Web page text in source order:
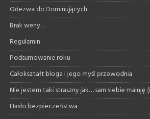
Odezwa do Dominujących
Brak weny…
Regulamin
Podsumowanie roku
Całokształt bloga i jego myśl przewodnia
Nie jestem taki straszny jak… sam siebie maluję :)
Hasło bezpieczeństwa